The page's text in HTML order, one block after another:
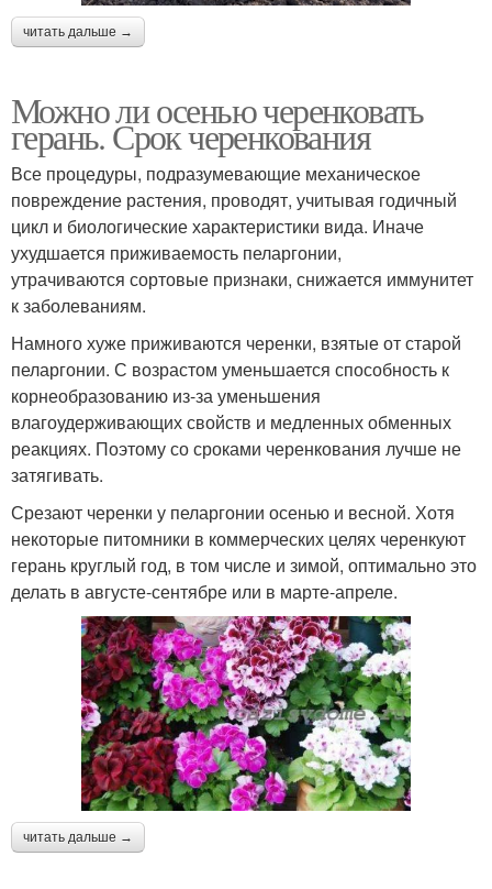
читать дальше →
Можно ли осенью черенковать
герань. Срок черенкования
Все процедуры, подразумевающие механическое
повреждение растения, проводят, учитывая годичный
цикл и биологические характеристики вида. Иначе
ухудшается приживаемость пеларгонии,
утрачиваются сортовые признаки, снижается иммунитет
к заболеваниям.
Намного хуже приживаются черенки, взятые от старой
пеларгонии. С возрастом уменьшается способность к
корнеобразованию из-за уменьшения
влагоудерживающих свойств и медленных обменных
реакциях. Поэтому со сроками черенкования лучше не
затягивать.
Срезают черенки у пеларгонии осенью и весной. Хотя
некоторые питомники в коммерческих целях черенкуют
герань круглый год, в том числе и зимой, оптимально это
делать в августе-сентябре или в марте-апреле.
читать дальше →